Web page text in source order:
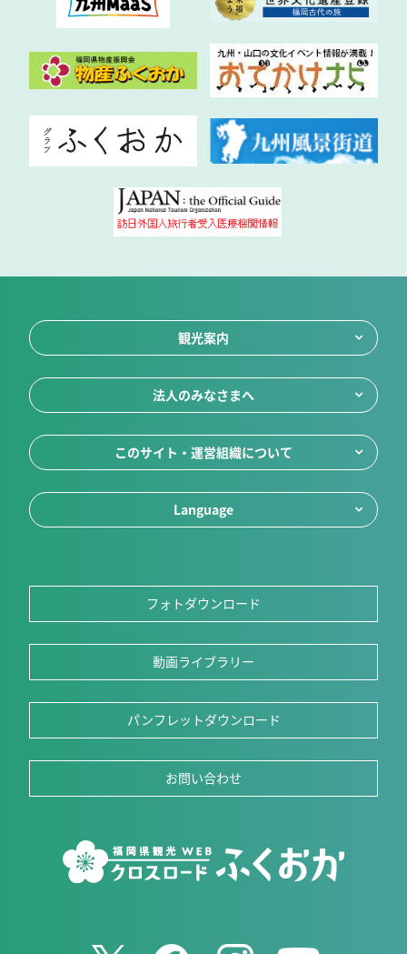
観光案内
法人のみなさまへ
このサイト・運営組織について
Language
フォトダウンロード
動画ライブラリー
パンフレットダウンロード
お問い合わせ